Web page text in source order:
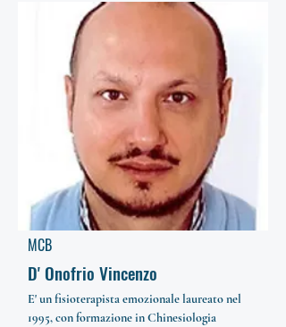
MCB
D' Onofrio Vincenzo
E' un fisioterapista emozionale laureato nel
1995, con formazione in Chinesiologia